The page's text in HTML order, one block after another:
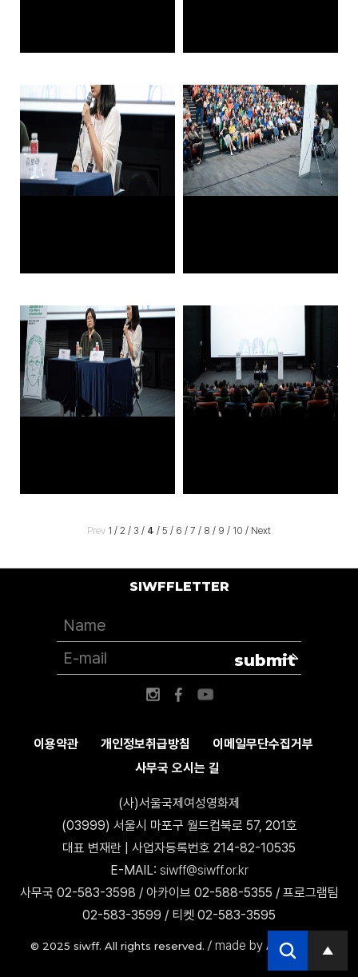
Prev 1 / 2 / 3 / 4 / 5 / 6 / 7 / 8 / 9 / 10 / Next
이용약관 개인정보취급방침
이메일무단수집거부
사무국 오시는 길
(사)서울국제여성영화제
(03999) 서울시 마포구 월드컵북로 57, 201호
대표 변재란 | 사업자등록번호 214-82-10535
E-MAIL: siwff@siwff.or.kr
사무국 02-583-3598 / 아카이브 02-588-5355 / 프로그램팀
02-583-3599 / 티켓 02-583-3595
© 2025 siwff. All rights reserved. / made by AccessICT
SIWFFLETTER
submit